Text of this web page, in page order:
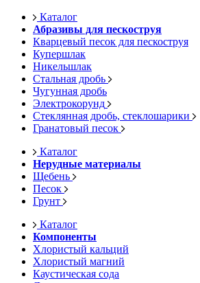
Каталог
Абразивы для пескоструя
Кварцевый песок для пескоструя
Купершлак
Никельшлак
Стальная дробь
Чугунная дробь
Электрокорунд
Стеклянная дробь, стеклошарики
Гранатовый песок
Каталог
Нерудные материалы
Щебень
Песок
Грунт
Каталог
Компоненты
Хлористый кальций
Хлористый магний
Каустическая сода